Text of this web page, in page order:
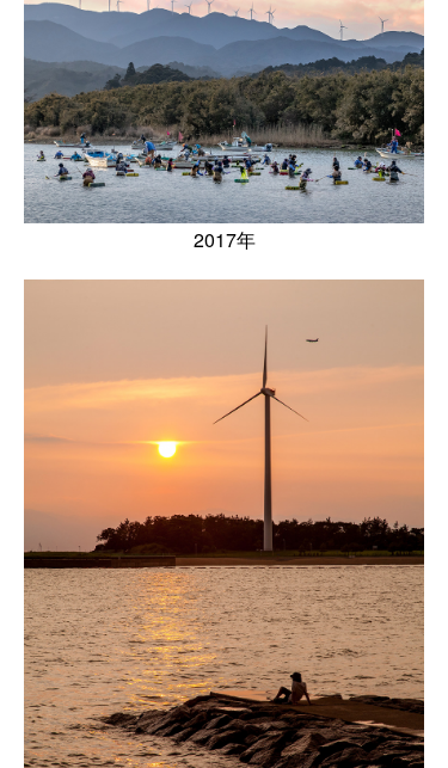
2017年